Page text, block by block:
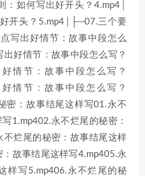
如何写出好开头？4.mp4│
开头？5.mp4│├─07.三个要
写出好情节：故事中段怎么
好情节：故事中段怎么写？
情节：故事中段怎么写？
情节：故事中段怎么写？
密：故事结尾这样写01.永不
1.mp402.永不烂尾的秘密：
烂尾的秘密：故事结尾这样
故事结尾这样写4.mp405.永
样写5.mp406.永不烂尾的秘